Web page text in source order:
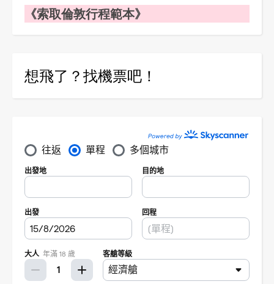
《索取倫敦行程範本》
想飛了？找機票吧！